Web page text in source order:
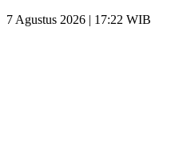
7 Agustus 2026 | 17:22 WIB